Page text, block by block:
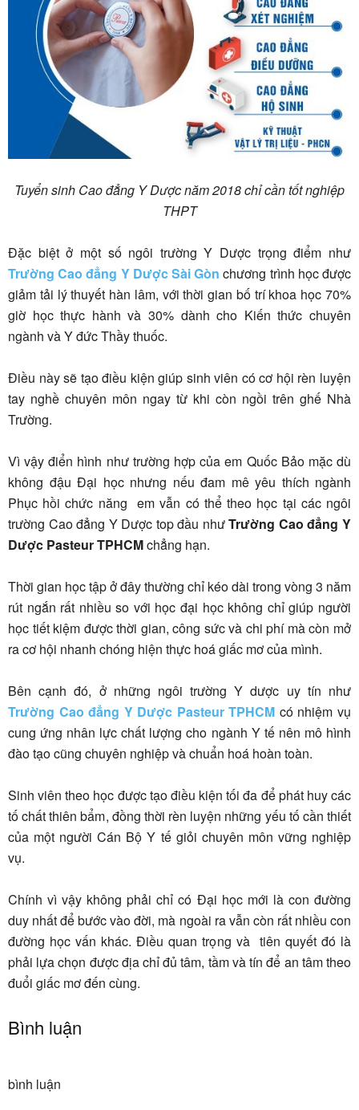
Tuyển sinh Cao đẳng Y Dược năm 2018 chỉ cần tốt nghiệp
THPT
Đặc biệt ở một số ngôi trường Y Dược trọng điểm như
Trường Cao đẳng Y Dược Sài Gòn chương trình học được
giảm tải lý thuyết hàn lâm, với thời gian bố trí khoa học 70%
giờ học thực hành và 30% dành cho Kiến thức chuyên
ngành và Y đức Thầy thuốc.
Điều này sẽ tạo điều kiện giúp sinh viên có cơ hội rèn luyện
tay nghề chuyên môn ngay từ khi còn ngồi trên ghế Nhà
Trường.
Vì vậy điển hình như trường hợp của em Quốc Bảo mặc dù
không đậu Đại học nhưng nếu đam mê yêu thích ngành
Phục hồi chức năng em vẫn có thể theo học tại các ngôi
trường Cao đẳng Y Dược top đầu nhưTrường Cao đẳng Y
Dược Pasteur TPHCMchẳng hạn.
Thời gian học tập ở đây thường chỉ kéo dài trong vòng 3 năm
rút ngắn rất nhiều so với học đại học không chỉ giúp người
học tiết kiệm được thời gian, công sức và chi phí mà còn mở
ra cơ hội nhanh chóng hiện thực hoá giấc mơ của mình.
Bên cạnh đó, ở những ngôi trường Y dược uy tín như
Trường Cao đẳng Y Dược Pasteur TPHCM có nhiệm vụ
cung ứng nhân lực chất lượng cho ngành Y tế nên mô hình
đào tạo cũng chuyên nghiệp và chuẩn hoá hoàn toàn.
Sinh viên theo học được tạo điều kiện tối đa để phát huy các
tố chất thiên bẩm, đồng thời rèn luyện những yếu tố cần thiết
của một người Cán Bộ Y tế giỏi chuyên môn vững nghiệp
vụ.
Chính vì vậy không phải chỉ có Đại học mới là con đường
duy nhất để bước vào đời, mà ngoài ra vẫn còn rất nhiều con
đường học vấn khác. Điều quan trọng và tiên quyết đó là
phải lựa chọn được địa chỉ đủ tâm, tầm và tín để an tâm theo
đuổi giấc mơ đến cùng.
Bình luận
bình luận